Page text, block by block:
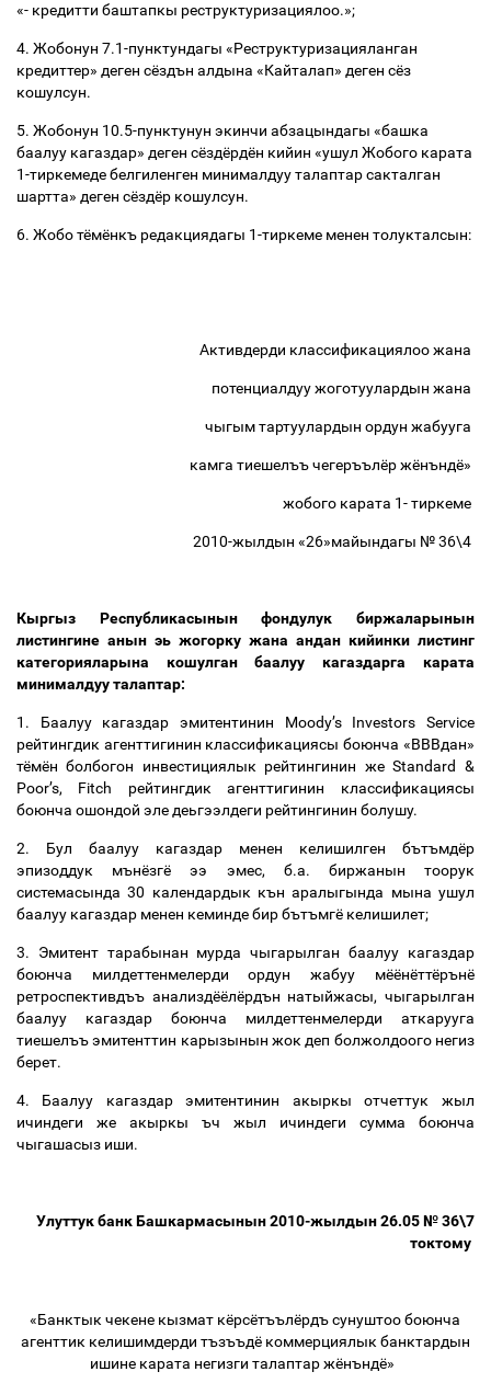
«- кредитти баштапкы реструктуризациялоо.»;
4. Жобонун 7.1-пунктундагы «Реструктуризацияланган
кредиттер» деген сёздън алдына «Кайталап» деген сёз
кошулсун.
5. Жобонун 10.5-пунктунун экинчи абзацындагы «башка
баалуу кагаздар» деген сёздёрдён кийин «ушул Жобого карата
1-тиркемеде белгиленген минималдуу талаптар сакталган
шартта» деген сёздёр кошулсун.
6. Жобо тёмёнкъ редакциядагы 1-тиркеме менен толукталсын:
Активдерди классификациялоо жана
потенциалдуу жоготуулардын жана
чыгым тартуулардын ордун жабууга
камга тиешелъъ чегеръълёр жёнъндё»
жобого карата 1- тиркеме
2010-жылдын «26»майындагы № 36\4
Кыргыз Республикасынын фондулук биржаларынын
листингине анын эь жогорку жана андан кийинки листинг
категорияларына кошулган баалуу кагаздарга карата
минималдуу талаптар:
1. Баалуу кагаздар эмитентинин Moody’s Investors Service
рейтингдик агенттигинин классификациясы боюнча «ВВВдан»
тёмён болбогон инвестициялык рейтингинин же Standard &
Poor’s, Fitch рейтингдик агенттигинин классификациясы
боюнча ошондой эле деьгээлдеги рейтингинин болушу.
2. Бул баалуу кагаздар менен келишилген бътъмдёр
эпизоддук мънёзгё ээ эмес, б.а. биржанын тоорук
системасында 30 календардык кън аралыгында мына ушул
баалуу кагаздар менен кеминде бир бътъмгё келишилет;
3. Эмитент тарабынан мурда чыгарылган баалуу кагаздар
боюнча милдеттенмелерди ордун жабуу мёёнёттёрънё
ретроспективдъъ анализдёёлёрдън натыйжасы, чыгарылган
баалуу кагаздар боюнча милдеттенмелерди аткарууга
тиешелъъ эмитенттин карызынын жок деп болжолдоого негиз
берет.
4. Баалуу кагаздар эмитентинин акыркы отчеттук жыл
ичиндеги же акыркы ъч жыл ичиндеги сумма боюнча
чыгашасыз иши.
Улуттук банк Башкармасынын 2010-жылдын 26.05 № 36\7
токтому
«Банктык чекене кызмат кёрсётъълёрдъ сунуштоо боюнча
агенттик келишимдерди тъзъъдё коммерциялык банктардын
ишине карата негизги талаптар жёнъндё»